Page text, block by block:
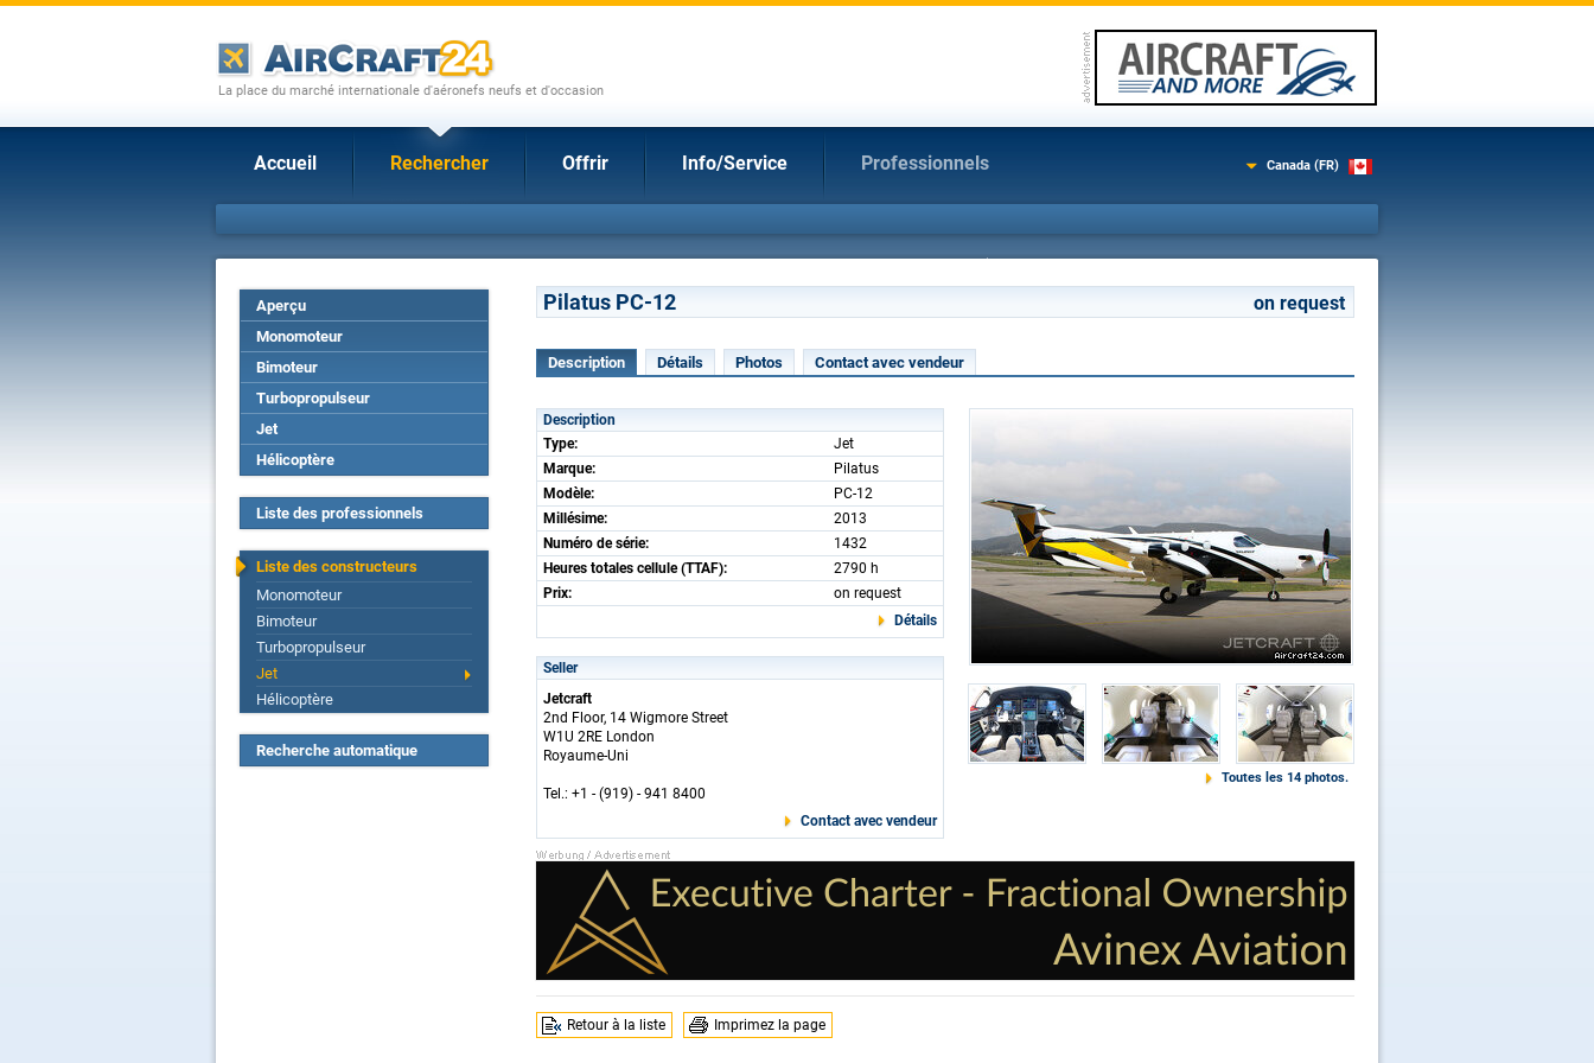
La place du marché internationale d'aéronefs neufs et d'occasion
Accueil Rechercher Offrir Info/Service Professionnels Canada (FR)
Aperçu
Monomoteur
Bimoteur
Turbopropulseur
Jet
Hélicoptère
Liste des professionnels
Liste des constructeurs
Monomoteur
Bimoteur
Turbopropulseur
Jet
Hélicoptère
Recherche automatique
Pilatus PC-12 on request
Description Détails Photos Contact avec vendeur
Description
Type:
Jet
Marque:
Pilatus
Modèle:
PC-12
Millésime:
2013
Numéro de série:
1432
Heures totales cellule (TTAF):
2790 h
Prix:
on request
Détails
Seller
Jetcraft
2nd Floor, 14 Wigmore Street
W1U 2RE London
Royaume-Uni
Tel.: +1 - (919) - 941 8400
Contact avec vendeur
Toutes les 14 photos.
Retour à la liste Imprimez la page